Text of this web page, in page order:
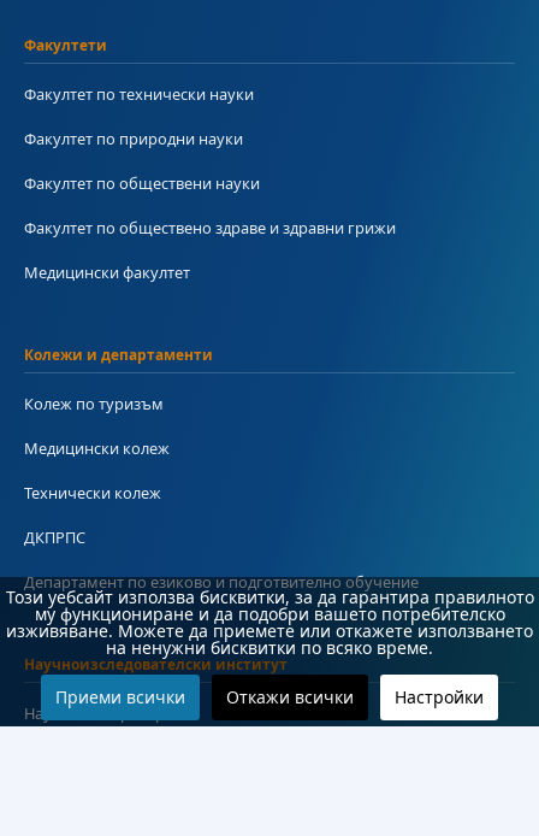
Факултети
Факултет по технически науки
Факултет по природни науки
Факултет по обществени науки
Факултет по обществено здраве и здравни грижи
Медицински факултет
Колежи и департаменти
Колеж по туризъм
Медицински колеж
Технически колеж
ДКПРПС
Департамент по езиково и подготвително обучение
Научноизследователски институт
Научни лаборатории
Този уебсайт използва бисквитки, за да гарантира правилното
му функциониране и да подобри вашето потребителско
изживяване. Можете да приемете или откажете използването
на ненужни бисквитки по всяко време.
Приеми всички Откажи всички Настройки